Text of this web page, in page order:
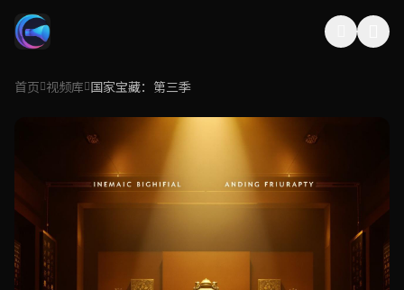
首页 视频库 国家宝藏：第三季